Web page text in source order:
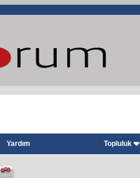
Yardım Topluluk